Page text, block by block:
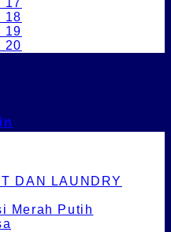
17
18
19
20
DAN LAUNDRY
Merah Putih